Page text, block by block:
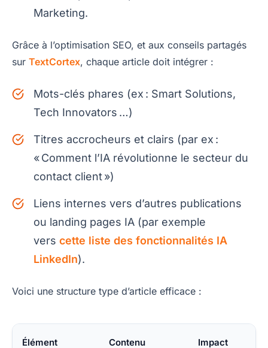
Marketing.
Grâce à l’optimisation SEO, et aux conseils partagés
sur TextCortex, chaque article doit intégrer :
Mots-clés phares (ex : Smart Solutions,
Tech Innovators …)
Titres accrocheurs et clairs (par ex :
« Comment l’IA révolutionne le secteur du
contact client »)
Liens internes vers d’autres publications
ou landing pages IA (par exemple
vers cette liste des fonctionnalités IA
LinkedIn).
Voici une structure type d’article efficace :
Élément
Contenu
Impact